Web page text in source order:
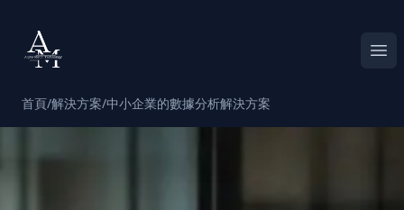
Alpha Match
首頁/解決方案/中小企業的數據分析解決方案